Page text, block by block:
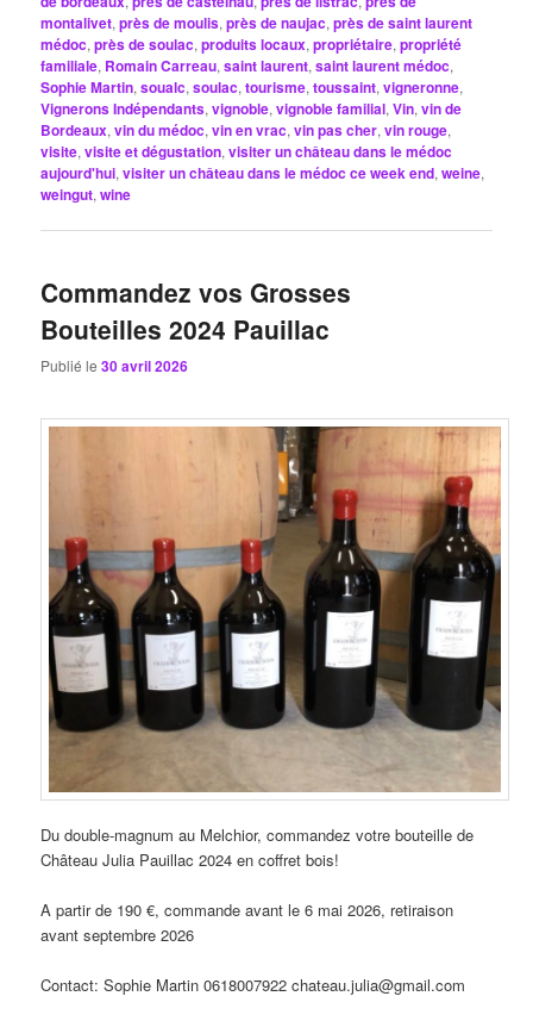
montalivet,près de moulis,près de naujac,près de saint laurent
médoc,près de soulac,produits locaux,propriétaire,propriété
familiale, Romain Carreau,saint laurent,saint laurent médoc,
Sophie Martin,soualc,soulac,tourisme,toussaint,vigneronne,
Vignerons Indépendants,vignoble,vignoble familial,Vin,vin de
Bordeaux,vin du médoc,vin en vrac,vin pas cher,vin rouge,
visite,visite et dégustation,visiter un château dans le médoc
aujourd'hui,visiter un château dans le médoc ce week end,weine,
weingut,wine
Commandez vos Grosses
Bouteilles 2024 Pauillac
Publié le30 avril 2026
Du double-magnum au Melchior, commandez votre bouteille de
Château Julia Pauillac 2024 en coffret bois!
A partir de 190 €, commande avant le 6 mai 2026, retiraison
avant septembre 2026
Contact: Sophie Martin 0618007922 chateau.julia@gmail.com